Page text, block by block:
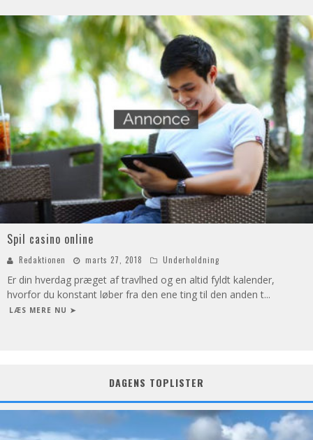
Spil casino online
Redaktionen marts 27, 2018 Underholdning
Er din hverdag præget af travlhed og en altid fyldt kalender,
hvorfor du konstant løber fra den ene ting til den anden t...
LÆS MERE NU ➤
DAGENS TOPLISTER